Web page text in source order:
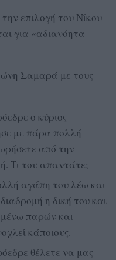
επιλογή του Νίκου
για «αδιανόητα
Σαμαρά με τους
ο κύριος
με πάρα πολλή
από την
Τι του απαντάτε;
αγάπη του λέω και
η δική του και
παρών και
κάποιους.
θέλετε να μας